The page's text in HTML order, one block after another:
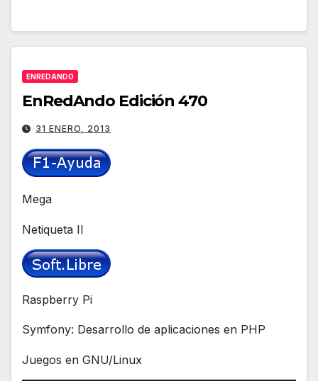
ENREDANDO
EnRedAndo Edición 470
31 ENERO, 2013
Mega
Netiqueta II
Raspberry Pi
Symfony: Desarrollo de aplicaciones en PHP
Juegos en GNU/Linux